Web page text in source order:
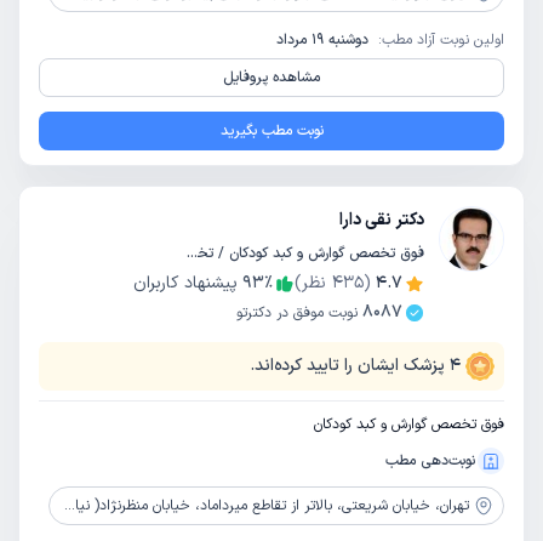
اولین نوبت آزاد مطب: دوشنبه 19 مرداد
مشاهده پروفایل
نوبت مطب بگیرید
دکتر نقی دارا
فوق تخصص گوارش و کبد کودکان / تخصص کودکان و اطفال
4.7
(
435 نظر) 93٪
پیشنهاد کاربران
8087 نوبت موفق در دکترتو
4 پزشک ایشان را تایید کرده‌اند.
فوق تخصص گوارش و کبد کودکان
نوبت‌دهی مطب
تهران، خیابان شریعتی، بالاتر از تقاطع میرداماد، خیابان منظرنژاد( نیام)، پلاک 58، طبقه 2، واحد 6